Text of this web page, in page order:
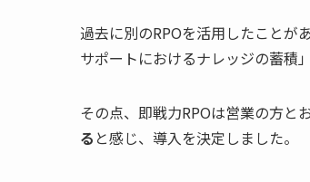
過去に別のRPOを活用したことが
サポートにおけるナレッジの蓄積
その点、即戦力RPOは営業の方と
る と感じ、導入を決定しました。